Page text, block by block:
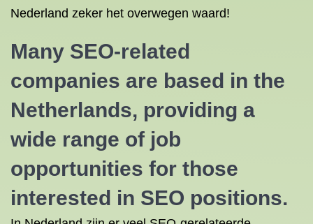
Nederland zeker het overwegen waard!
Many SEO-related
companies are based in the
Netherlands, providing a
wide range of job
opportunities for those
interested in SEO positions.